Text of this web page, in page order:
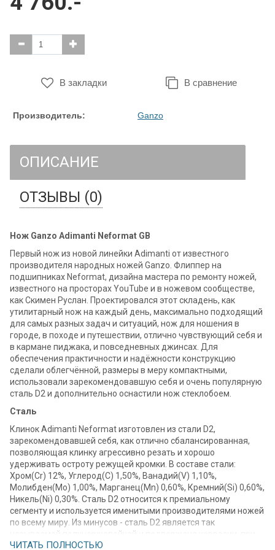
В закладки В сравнение
Производитель: Ganzo
ОПИСАНИЕ
ОТЗЫВЫ (0)
Нож Ganzo Adimanti Neformat GB
Первый нож из новой линейки Adimanti от известного
производителя народных ножей Ganzo. Флиппер на
подшипниках Neformat, дизайна мастера по ремонту ножей,
известного на просторах YouTube и в ножевом сообществе,
как Скимен Руслан. Проектировался этот складень, как
утилитарный нож на каждый день, максимально подходящий
для самых разных задач и ситуаций, нож для ношения в
городе, в походе и путешествии, отлично чувствующий себя и
в кармане пиджака, и повседневных джинсах. Для
обеспечения практичности и надёжности конструкцию
сделали облегчённой, размеры в меру компактными,
использовали зарекомендовавшую себя и очень популярную
сталь D2 и дополнительно оснастили нож стеклобоем.
Сталь
Клинок Adimanti Neformat изготовлен из стали D2,
зарекомендовавшей себя, как отлично сбалансированная,
позволяющая клинку агрессивно резать и хорошо
удерживать остроту режущей кромки. В составе стали:
Хром(Cr) 12%, Углерод(С) 1,50%, Ванадий(V) 1,10%,
Молибден(Mo) 1,00%, Марганец(Mn) 0,60%, Кремний(Si) 0,60%,
Никель(Ni) 0,30%. Сталь D2 относится к премиальному
сегменту и используется именитыми производителями ножей
по всему миру. Из минусов - сталь D2 является так
называемой полунержавейкой и подвержена коррозии, при
длительном воздействии агрессивной среды - поэтому клинку
ЧИТАТЬ ПОЛНОСТЬЮ